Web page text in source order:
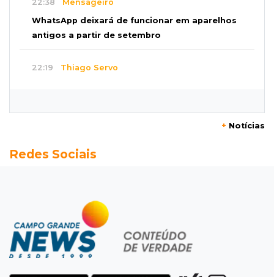
22:38 Mensageiro
WhatsApp deixará de funcionar em aparelhos
antigos a partir de setembro
22:19 Thiago Servo
Semana vai começar com 909 novas
Flagrante
Motorista atinge carro parado, perde
retrovisor e foge no Jardim Antártica
+ Notícias
Redes Sociais